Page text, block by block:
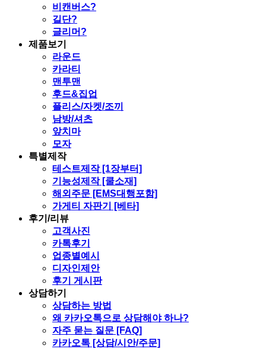
비캔버스?
길단?
글리머?
제품보기
라운드
카라티
맨투맨
후드&집업
플리스/자켓/조끼
남방/셔츠
앞치마
모자
특별제작
테스트제작 [1장부터]
기능성제작 [쿨소재]
해외주문 [EMS대행포함]
가게티 자판기 [베타]
후기/리뷰
고객사진
카톡후기
업종별예시
디자인제안
후기 게시판
상담하기
상담하는 방법
왜 카카오톡으로 상담해야 하나?
자주 묻는 질문 [FAQ]
카카오톡 [상담/시안/주문]